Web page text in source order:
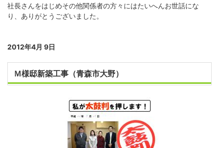
社長さんをはじめその他関係者の方々にはたいへんお世話にな
り、ありがとうございました。
2012年4月 9日
Ｍ様邸新築工事（青森市大野）